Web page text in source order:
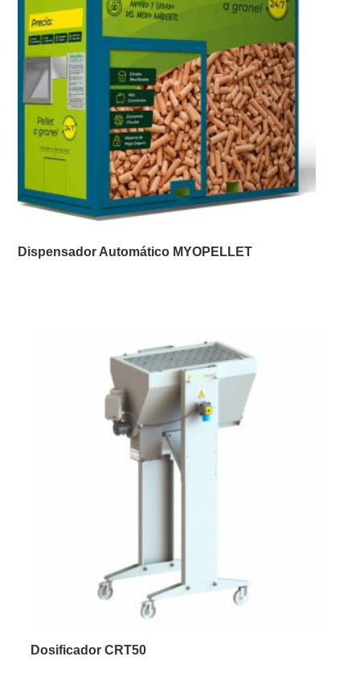
Dispensador Automático MYOPELLET
Dosificador CRT50